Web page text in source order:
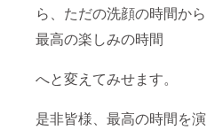
ら、ただの洗顔の時間から
最高の楽しみの時間
へと変えてみせます。
是非皆様、最高の時間を演